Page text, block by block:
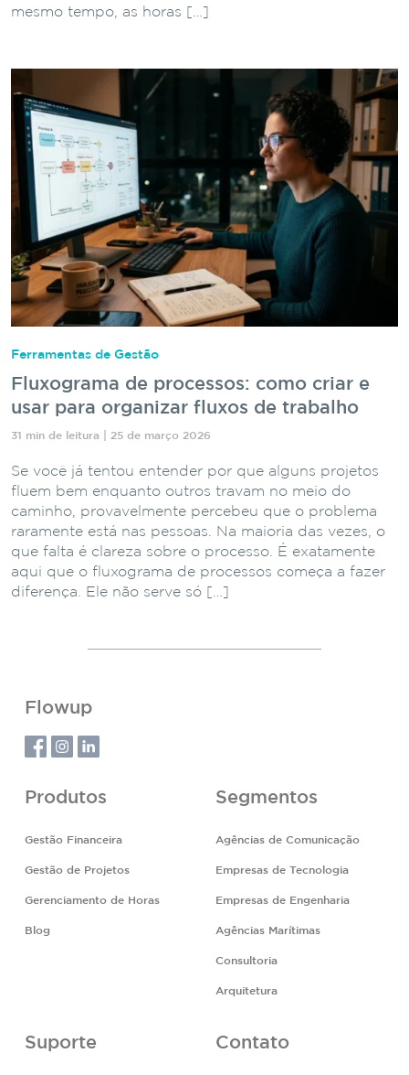
mesmo tempo, as horas […]
Ferramentas de Gestão
Fluxograma de processos: como criar e
usar para organizar fluxos de trabalho
31 min de leitura | 25 de março 2026
Se você já tentou entender por que alguns projetos
fluem bem enquanto outros travam no meio do
caminho, provavelmente percebeu que o problema
raramente está nas pessoas. Na maioria das vezes, o
que falta é clareza sobre o processo. É exatamente
aqui que o fluxograma de processos começa a fazer
diferença. Ele não serve só […]
Flowup
Produtos
Gestão Financeira
Gestão de Projetos
Gerenciamento de Horas
Blog
Segmentos
Agências de Comunicação
Empresas de Tecnologia
Empresas de Engenharia
Agências Marítimas
Consultoria
Arquitetura
Suporte Contato